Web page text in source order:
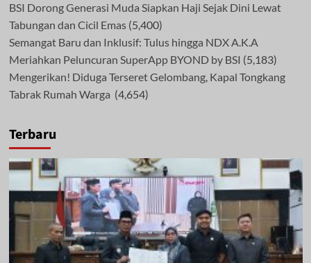
BSI Dorong Generasi Muda Siapkan Haji Sejak Dini Lewat
Tabungan dan Cicil Emas (5,400)
Semangat Baru dan Inklusif: Tulus hingga NDX A.K.A
Meriahkan Peluncuran SuperApp BYOND by BSI (5,183)
Mengerikan! Diduga Terseret Gelombang, Kapal Tongkang
Tabrak Rumah Warga (4,654)
Terbaru